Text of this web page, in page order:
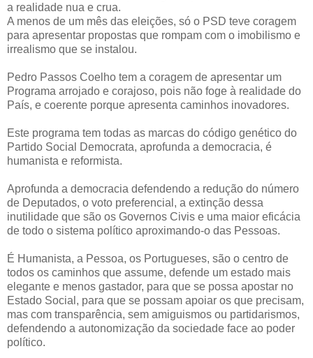
a realidade nua e crua.
A menos de um mês das eleições, só o PSD teve coragem
para apresentar propostas que rompam com o imobilismo e
irrealismo que se instalou.
Pedro Passos Coelho tem a coragem de apresentar um
Programa arrojado e corajoso, pois não foge à realidade do
País, e coerente porque apresenta caminhos inovadores.
Este programa tem todas as marcas do código genético do
Partido Social Democrata, aprofunda a democracia, é
humanista e reformista.
Aprofunda a democracia defendendo a redução do número
de Deputados, o voto preferencial, a extinção dessa
inutilidade que são os Governos Civis e uma maior eficácia
de todo o sistema político aproximando-o das Pessoas.
É Humanista, a Pessoa, os Portugueses, são o centro de
todos os caminhos que assume, defende um estado mais
elegante e menos gastador, para que se possa apostar no
Estado Social, para que se possam apoiar os que precisam,
mas com transparência, sem amiguismos ou partidarismos,
defendendo a autonomização da sociedade face ao poder
político.